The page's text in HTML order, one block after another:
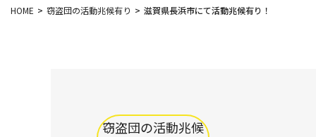
HOME 窃盗団の活動兆候有り 滋賀県長浜市にて活動兆候有り！
窃盗団の活動兆候